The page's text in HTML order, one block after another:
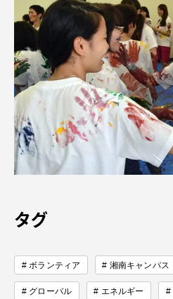
タグ
ボランティア 湘南キャンパス
グローバル エネルギー